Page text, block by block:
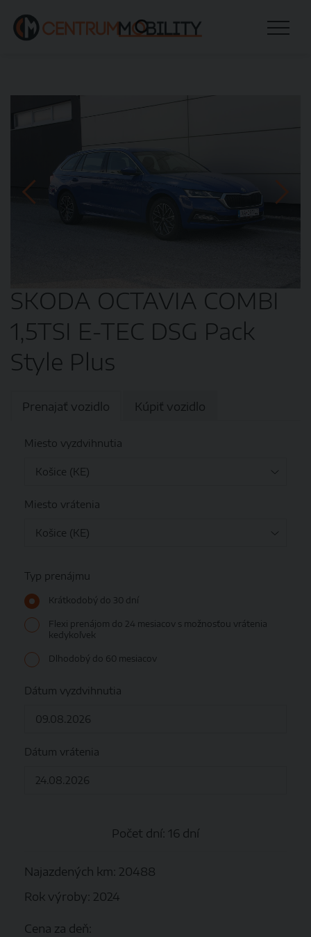
SKODA OCTAVIA COMBI
1,5TSI E-TEC DSG Pack
Style Plus
Prenajať vozidlo Kúpiť vozidlo
Miesto vyzdvihnutia
Miesto vrátenia
Typ prenájmu
Krátkodobý do 30 dní
Flexi prenájom do 24 mesiacov s možnosťou vrátenia
kedykoľvek
Dlhodobý do 60 mesiacov
Dátum vyzdvihnutia
Dátum vrátenia
Počet dní: 16 dní
Najazdených km: 20488
Rok výroby: 2024
Cena za deň: